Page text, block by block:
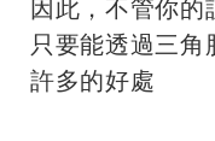
因此，不管你的
只要能透過三角
許多的好處